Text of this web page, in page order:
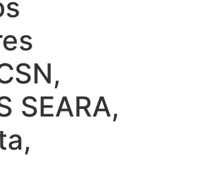
SEARA,